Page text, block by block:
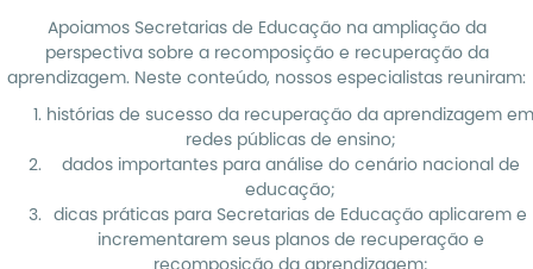
Apoiamos Secretarias de Educação na ampliação da
perspectiva sobre a recomposição e recuperação da
aprendizagem. Neste conteúdo, nossos especialistas reuniram:
histórias de sucesso da recuperação da aprendizagem em
redes públicas de ensino;
dados importantes para análise do cenário nacional de
educação;
dicas práticas para Secretarias de Educação aplicarem e
incrementarem seus planos de recuperação e